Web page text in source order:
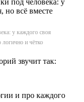
у каждого своя
логично и чётко
звучит так:
и про каждого